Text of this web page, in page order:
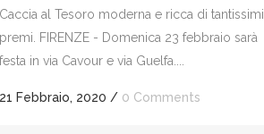
Caccia al Tesoro moderna e ricca di tantissimi
premi. FIRENZE - Domenica 23 febbraio sarà
festa in via Cavour e via Guelfa....
21 Febbraio, 2020 / 0 Comments